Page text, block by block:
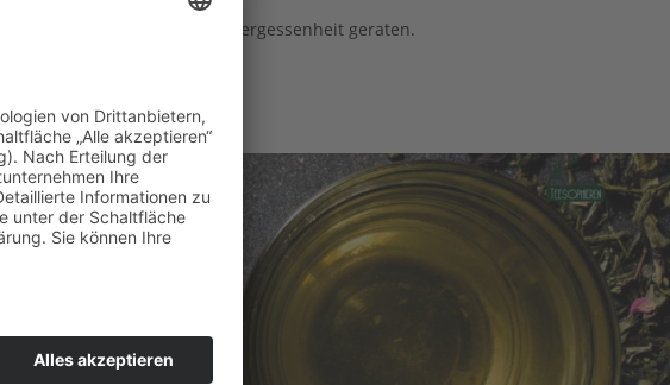
oder es ist einfach in Vergessenheit geraten.